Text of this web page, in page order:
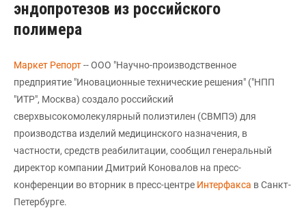
эндопротезов из российского
полимера
Маркет Репорт-- ООО "Научно-производственное
предприятие "Иновационные технические решения" ("НПП
"ИТР", Москва) создало российский
сверхвысокомолекулярный полиэтилен (СВМПЭ) для
производства изделий медицинского назначения, в
частности, средств реабилитации, сообщил генеральный
директор компании Дмитрий Коновалов на пресс-
конференции во вторник в пресс-центре Интерфакса в Санкт-
Петербурге.